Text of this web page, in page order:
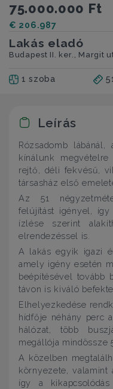
75.000.000 Ft
€ 206.987
Lakás eladó
Budapest II. ker., Margit
1 szoba
Leírás
Rózsadomb
kínálunk
rejtő, déli fekvésű,
társasház első
Az 51
felújítást igényel,
ízlése szerint
elrendezéssel is.
A lakás egyik igazi
amely igény esetén
beépítésével tovább
távon is kiváló
Elhelyezkedése
hídfője néhány perc
hálózat, több
megállója mindössze
A közelben
környezete, valamint
így a